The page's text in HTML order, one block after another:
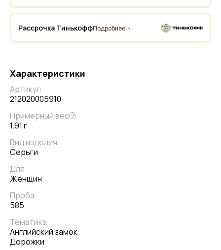
Рассрочка ТинькоффПодробнее
Характеристики
Артикул
212020005910
Примерный вес ?
1.91 г
Вид изделия
Серьги
Для
Женщин
Проба
585
Тематика
Английский замок
Дорожки